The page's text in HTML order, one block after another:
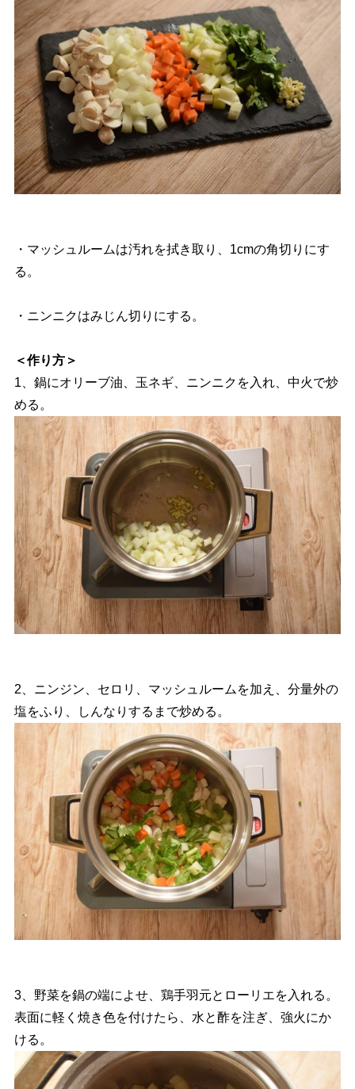
・マッシュルームは汚れを拭き取り、1cmの角切りにす
る。
・ニンニクはみじん切りにする。
＜作り方＞
1、鍋にオリーブ油、玉ネギ、ニンニクを入れ、中火で炒
める。
2、ニンジン、セロリ、マッシュルームを加え、分量外の
塩をふり、しんなりするまで炒める。
3、野菜を鍋の端によせ、鶏手羽元とローリエを入れる。
表面に軽く焼き色を付けたら、水と酢を注ぎ、強火にか
ける。